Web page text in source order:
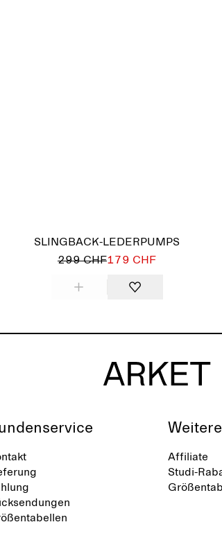
SLINGBACK-LEDERPUMPS
299 CHF179 CHF
Affiliate
Studi-